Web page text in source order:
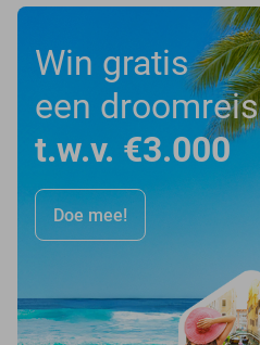
Win gratis
een droomreis
t.w.v. €3.000
Doe mee!